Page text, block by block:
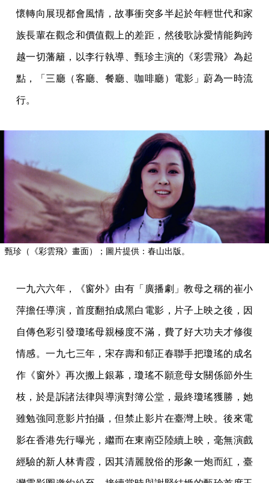
懷轉向展現都會風情，故事衝突多半起於年輕世代和家
族長輩在觀念和價值觀上的差距，然後歌詠愛情能夠跨
越一切藩籬，以李行執導、甄珍主演的《彩雲飛》為起
點，「三廳（客廳、餐廳、咖啡廳）電影」蔚為一時流
行。
甄珍（《彩雲飛》畫面）；圖片提供：春山出版。
一九六六年，《窗外》由有「廣播劇」教母之稱的崔小
萍擔任導演，首度翻拍成黑白電影，片子上映之後，因
自傳色彩引發瓊瑤母親極度不滿，費了好大功夫才修復
情感。一九七三年，宋存壽和郁正春聯手把瓊瑤的成名
作《窗外》再次搬上銀幕，瓊瑤不願意母女關係節外生
枝，於是訴諸法律與導演對簿公堂，最終瓊瑤獲勝，她
雖勉強同意影片拍攝，但禁止影片在臺灣上映。後來電
影在香港先行曝光，繼而在東南亞陸續上映，毫無演戲
經驗的新人林青霞，因其清麗脫俗的形象一炮而紅，臺